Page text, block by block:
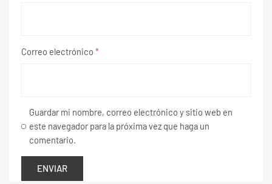
Correo electrónico *
Guardar mi nombre, correo electrónico y sitio web en
este navegador para la próxima vez que haga un
comentario.